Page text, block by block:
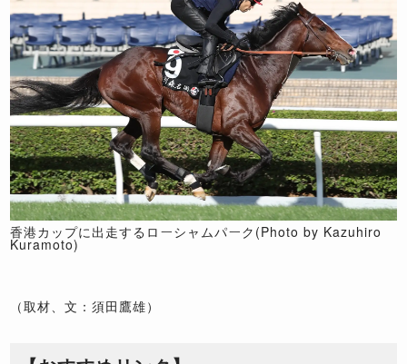
香港カップに出走するローシャムパーク(Photo by Kazuhiro
Kuramoto)
（取材、文：須田鷹雄）